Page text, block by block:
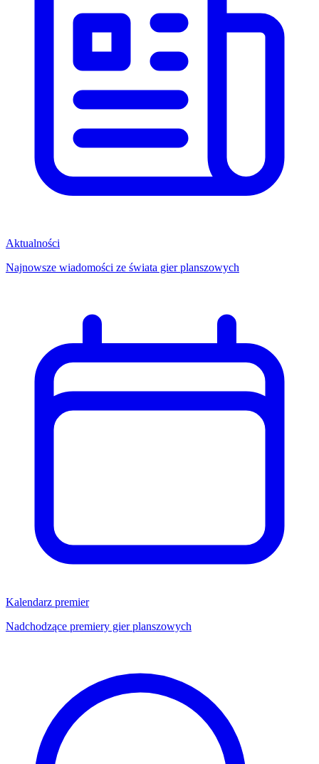
Aktualności
Najnowsze wiadomości ze świata gier planszowych
Kalendarz premier
Nadchodzące premiery gier planszowych